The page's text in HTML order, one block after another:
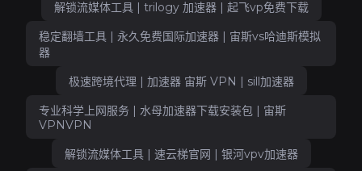
解锁流媒体工具 | trilogy 加速器 | 起飞vp免费下载
稳定翻墙工具 | 永久免费国际加速器 | 宙斯vs哈迪斯模拟
器
极速跨境代理 | 加速器 宙斯 VPN | sill加速器
专业科学上网服务 | 水母加速器下载安装包 | 宙斯
VPNVPN
解锁流媒体工具 | 速云梯官网 | 银河vpv加速器